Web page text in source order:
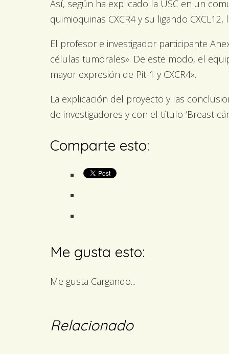
Así, según ha explicado la USC en un
quimioquinas CXCR4 y su ligando
El profesor e investigador participante
células tumorales». De este modo, el
mayor expresión de Pit-1 y CXCR4».
La explicación del proyecto y las
de investigadores y con el título ‘Breast
Comparte esto:
Me gusta esto:
Me gusta Cargando...
Relacionado